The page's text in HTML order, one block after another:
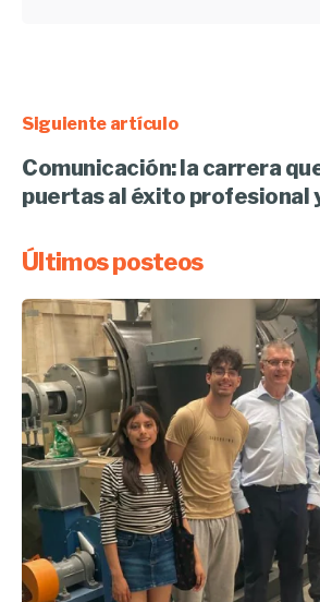
Siguiente artículo
Comunicación: la carrera
puertas al éxito profesional
Últimos posteos